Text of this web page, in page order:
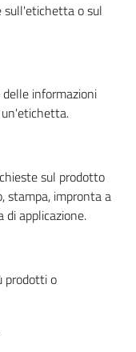
sull'etichetta o sul
informazioni
sul prodotto
stampa, impronta a
di applicazione.
prodotti o